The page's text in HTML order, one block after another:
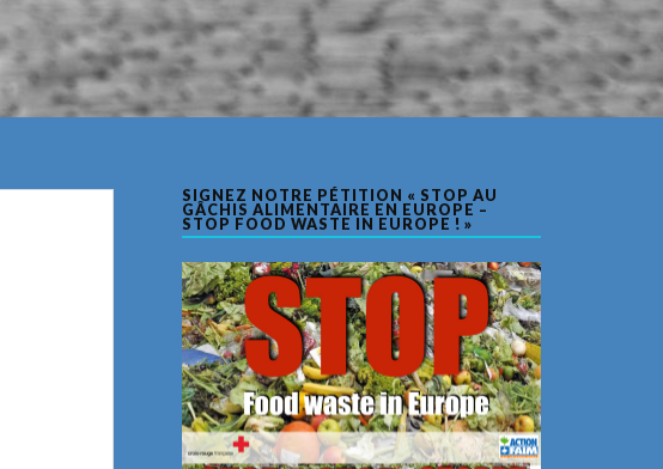
SIGNEZ NOTRE PÉTITION « STOP AU
GÂCHIS ALIMENTAIRE EN EUROPE –
STOP FOOD WASTE IN EUROPE ! »